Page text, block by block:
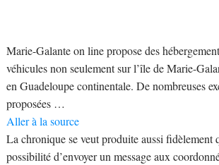
Marie-Galante on line propose des
véhicules non seulement sur l’île de Marie-
en Guadeloupe continentale. De nombreuses
proposées …
Aller à la source
La chronique se veut produite aussi fidèlement
possibilité d’envoyer un message aux